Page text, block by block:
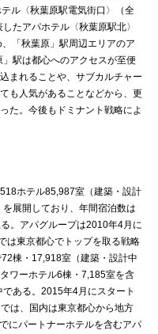
ル〈秋葉原駅電気街口〉（全
たアパホテル〈秋葉原駅北〉
「秋葉原」駅周辺エリアのア
駅は都心へのアクセスが至便
まれることや、サブカルチャー
も人気があることなどから、更
た。今後もドミナント戦略によ
ホテル85,987室（建築・設計
展開しており、年間宿泊数は
。アパグループは2010年4月に
は東京都心でトップを取る戦略
棟・17,918室（建築・設計中
ワーホテル6棟・7,185室を含
ある。2015年4月にスタート
は、国内は東京都心から地方
にパートナーホテルを含むアパ